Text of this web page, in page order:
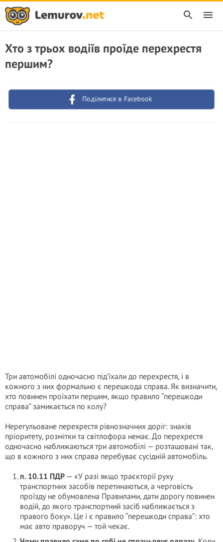
Хто з трьох водіїв проїде перехрестя
першим?
Поділитися в Facebook
Три автомобілі одночасно під’їхали до перехрестя, і в
кожного з них формально є перешкода справа. Як визначити,
хто повинен проїхати першим, якщо правило “перешкоди
справа” замикається по колу?
Нерегульоване перехрестя рівнозначних доріг: знаків
пріоритету, розмітки та світлофора немає. До перехрестя
одночасно наближаються три автомобілі — розташовані так,
що в кожного з них справа перебуває сусідній автомобіль.
п. 10.11 ПДР — «У разі якщо траєкторії руху
транспортних засобів перетинаються, а черговість
проїзду не обумовлена Правилами, дати дорогу повинен
водій, до якого транспортний засіб наближається з
правого боку». Це і є правило “перешкоди справа”: хто
має авто праворуч — той чекає.